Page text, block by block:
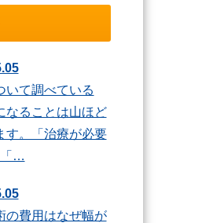
いて調べている
なることは山ほど
す。「治療が必要
「…
の費用はなぜ幅が